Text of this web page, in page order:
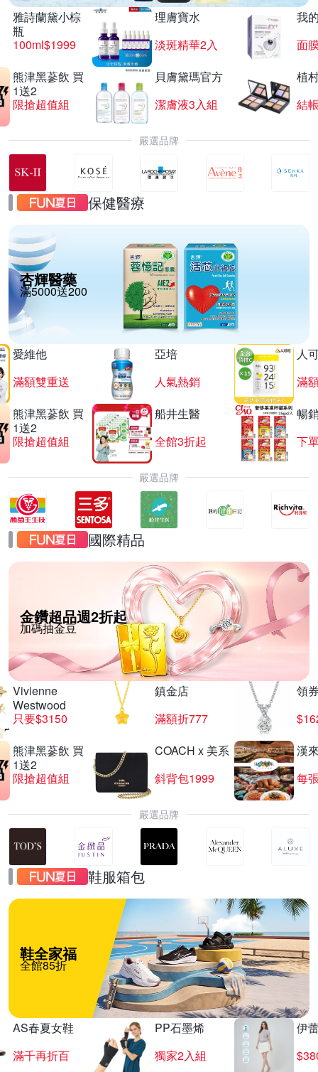
雅詩蘭黛小棕
瓶
100ml$1999
理膚寶水
淡斑精華2入
我
面
熊津黑蔘飲 買
1送2
限搶超值組
貝膚黛瑪官方
潔膚液3入組
植
結
嚴選品牌
保健醫療
杏輝醫藥
滿5000送200
愛維他
滿額雙重送
亞培
人氣熱銷
人
滿
熊津黑蔘飲 買
1送2
限搶超值組
船井生醫
全館3折起
暢
下
嚴選品牌
國際精品
金鑽超品週2折起
加碼抽金豆
Vivienne
Westwood
只要$3150
鎮金店
滿額折777
領
熊津黑蔘飲 買
1送2
限搶超值組
COACH x 美系
斜背包1999
漢
每
嚴選品牌
鞋服箱包
鞋全家福
全館85折
AS春夏女鞋
滿千再折百
PP石墨烯
獨家2入組
伊